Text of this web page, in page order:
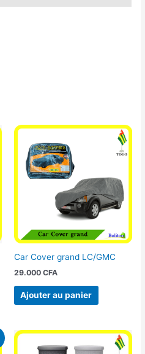
Car Cover grand LC/GMC
29.000 CFA
Ajouter au panier